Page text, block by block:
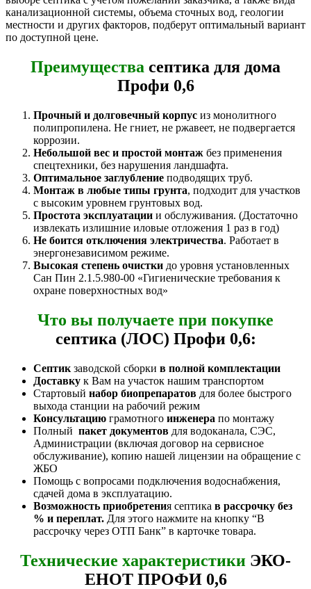
канализационной системы, объема сточных вод, геологии
местности и других факторов, подберут оптимальный вариант
по доступной цене.
Преимущества септика для дома
Профи 0,6
Прочный и долговечный корпус из монолитного
полипропилена. Не гниет, не ржавеет, не подвергается
коррозии.
Небольшой вес и простой монтаж без применения
спецтехники, без нарушения ландшафта.
Оптимальное заглубление подводящих труб.
Монтаж в любые типы грунта, подходит для участков
с высоким уровнем грунтовых вод.
Простота эксплуатации и обслуживания. (Достаточно
извлекать излишние иловые отложения 1 раз в год)
Не боится отключения электричества. Работает в
энергонезависимом режиме.
Высокая степень очистки до уровня установленных
Сан Пин 2.1.5.980-00 «Гигиенические требования к
охране поверхностных вод»
Что вы получаете при покупке
септика (ЛОС) Профи 0,6:
Септик заводской сборки в полной комплектации
Доставку к Вам на участок нашим транспортом
Стартовый набор биопрепаратов для более быстрого
выхода станции на рабочий режим
Консультацию грамотного инженера по монтажу
Полный пакет документов для водоканала, СЭС,
Администрации (включая договор на сервисное
обслуживание), копию нашей лицензии на обращение с
ЖБО
Помощь с вопросами подключения водоснабжения,
сдачей дома в эксплуатацию.
Возможность приобретения септика в рассрочку без
% и переплат. Для этого нажмите на кнопку “В
рассрочку через ОТП Банк” в карточке товара.
Технические характеристики ЭКО-
ЕНОТ ПРОФИ 0,6